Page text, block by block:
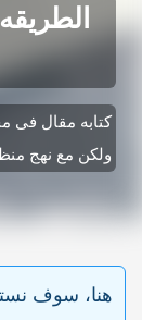
کتابه مقال فی
ولکن مع نهج
هنا، سوف